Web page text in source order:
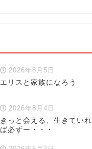
2026年8月5日
エリスと家族になろう
2026年8月4日
きっと会える、生きていれ
ば必ずー・・・